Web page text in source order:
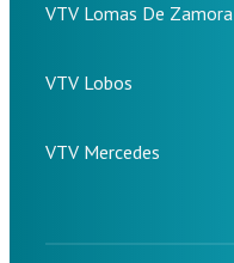
VTV Lomas De Zamora
VTV Lobos
VTV Mercedes